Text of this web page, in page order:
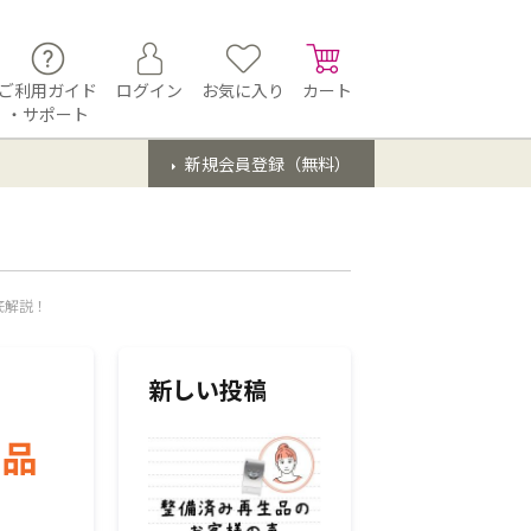
利用ガイド
・サポート
ログイン お気に入り カート
新規会員登録（無料）
説！
新しい投稿